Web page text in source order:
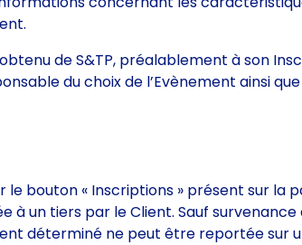
de S&TP, préalablement à son
du choix de l’Evènement ainsi
bouton « Inscriptions » présent sur la
à un tiers par le Client. Sauf
déterminé ne peut être reportée sur